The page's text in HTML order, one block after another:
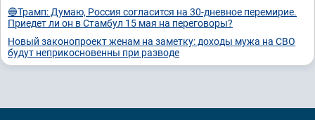
🔵Трамп: Думаю, Россия согласится на 30-дневное перемирие.
Приедет ли он в Стамбул 15 мая на переговоры?
Новый законопроект женам на заметку: доходы мужа на СВО
будут неприкосновенны при разводе